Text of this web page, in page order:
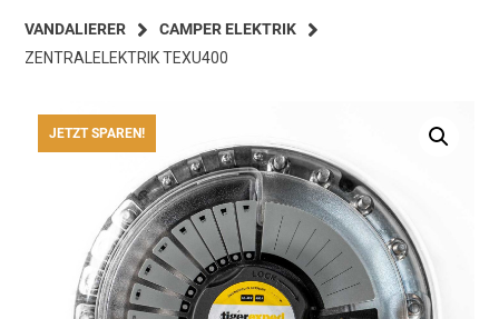
VANDALIERER
CAMPER ELEKTRIK
ZENTRALELEKTRIK TEXU400
JETZT SPAREN!